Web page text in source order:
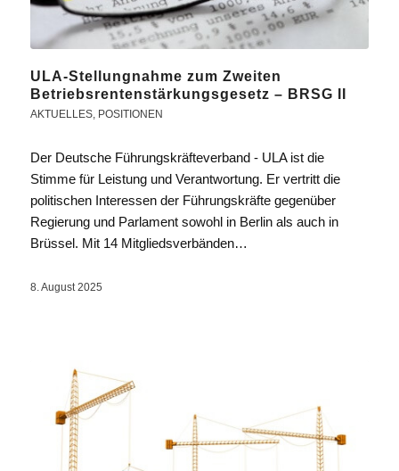
ULA-Stellungnahme zum Zweiten
Betriebsrentenstärkungsgesetz – BRSG II
AKTUELLES, POSITIONEN
Der Deutsche Führungskräfteverband - ULA ist die
Stimme für Leistung und Verantwortung. Er vertritt die
politischen Interessen der Führungskräfte gegenüber
Regierung und Parlament sowohl in Berlin als auch in
Brüssel. Mit 14 Mitgliedsverbänden…
8. August 2025